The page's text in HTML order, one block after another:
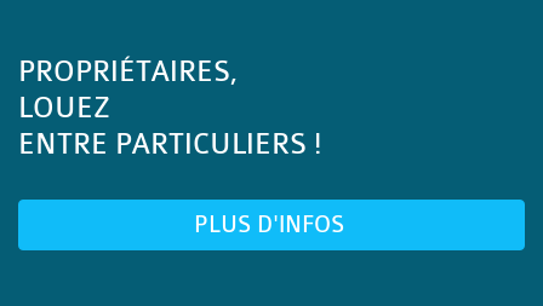
PROPRIÉTAIRES,
LOUEZ
ENTRE PARTICULIERS !
PLUS D'INFOS